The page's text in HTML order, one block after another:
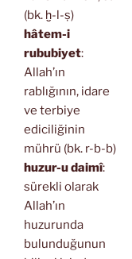
(bk. ḫ-l-ṣ)
hâtem-i
rububiyet:
Allah’ın
rablığının, idare
ve terbiye
ediciliğinin
mührü (bk. r-b-b)
huzur-u daimî:
sürekli olarak
Allah’ın
huzurunda
bulunduğunun